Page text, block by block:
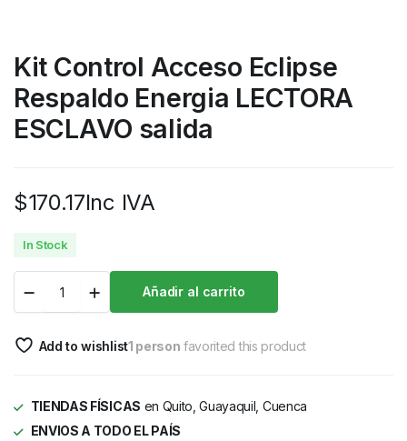
Kit Control Acceso Eclipse
Respaldo Energia LECTORA
ESCLAVO salida
$170.17Inc IVA
In Stock
Añadir al carrito
Add to wishlist1 person favorited this product
TIENDAS FÍSICAS en Quito, Guayaquil, Cuenca
ENVIOS A TODO EL PAÍS